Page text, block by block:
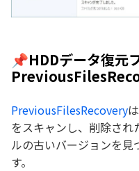
📌HDDデータ復元
PreviousFilesRecovery
をスキャンし、削除さ
ルの古いバージョンを見
す。